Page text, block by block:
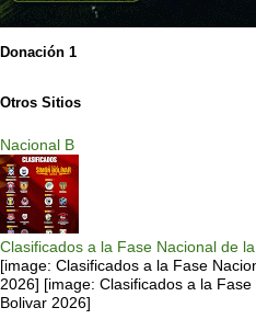
Donación 1
Otros Sitios
Nacional B
Clasificados a la Fase Nacional de
[image: Clasificados a la Fase
2026] [image: Clasificados a la
Bolivar 2026]